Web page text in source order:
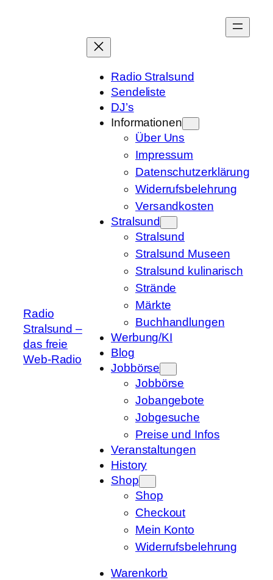
Radio
Stralsund –
das freie
Web-Radio
Radio Stralsund
Sendeliste
DJ’s
Informationen
Über Uns
Impressum
Datenschutzerklärung
Widerrufsbelehrung
Versandkosten
Stralsund
Stralsund
Stralsund Museen
Stralsund kulinarisch
Strände
Märkte
Buchhandlungen
Werbung/KI
Blog
Jobbörse
Jobbörse
Jobangebote
Jobgesuche
Preise und Infos
Veranstaltungen
History
Shop
Shop
Checkout
Mein Konto
Widerrufsbelehrung
Warenkorb